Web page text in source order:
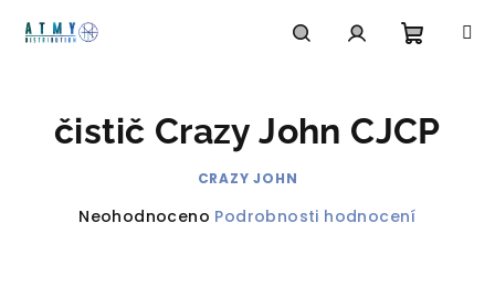
košík
čistič Crazy John CJCP
CRAZY JOHN
Průměrné
Neohodnoceno Podrobnosti hodnocení